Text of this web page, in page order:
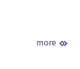
more